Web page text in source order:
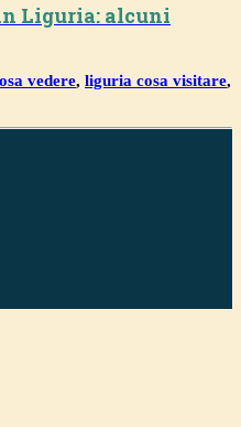
Liguria: alcuni
vedere, liguria cosa visitare,